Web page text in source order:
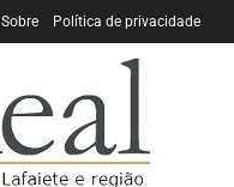
Sobre Política de privacidade